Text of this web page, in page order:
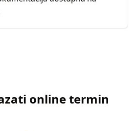
online termin